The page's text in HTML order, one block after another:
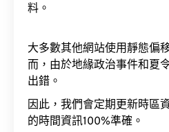
料。
大多數其他網站使用靜態偏
而，由於地緣政治事件和夏
出錯。
因此，我們會定期更新時區
的時間資訊100%準確。